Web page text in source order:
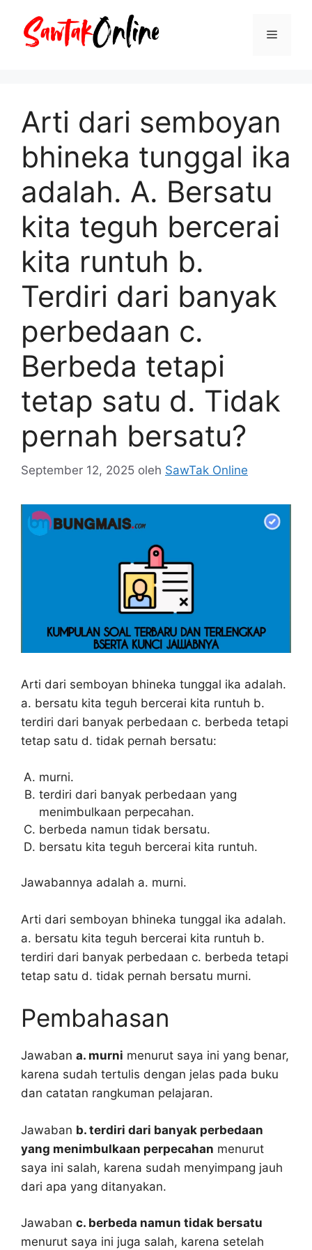
Menu
Arti dari semboyan
bhineka tunggal ika
adalah. A. Bersatu
kita teguh bercerai
kita runtuh b.
Terdiri dari banyak
perbedaan c.
Berbeda tetapi
tetap satu d. Tidak
pernah bersatu?
September 12, 2025 oleh SawTak Online
Arti dari semboyan bhineka tunggal ika adalah.
a. bersatu kita teguh bercerai kita runtuh b.
terdiri dari banyak perbedaan c. berbeda tetapi
tetap satu d. tidak pernah bersatu:
murni.
terdiri dari banyak perbedaan yang
menimbulkaan perpecahan.
berbeda namun tidak bersatu.
bersatu kita teguh bercerai kita runtuh.
Jawabannya adalah a. murni.
Arti dari semboyan bhineka tunggal ika adalah.
a. bersatu kita teguh bercerai kita runtuh b.
terdiri dari banyak perbedaan c. berbeda tetapi
tetap satu d. tidak pernah bersatu murni.
Pembahasan
Jawaban a. murni menurut saya ini yang benar,
karena sudah tertulis dengan jelas pada buku
dan catatan rangkuman pelajaran.
Jawaban b. terdiri dari banyak perbedaan
yang menimbulkaan perpecahan menurut
saya ini salah, karena sudah menyimpang jauh
dari apa yang ditanyakan.
Jawaban c. berbeda namun tidak bersatu
menurut saya ini juga salah, karena setelah